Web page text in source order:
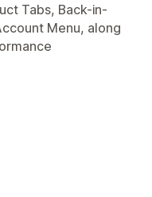
Tabs, Back-in-
Menu, along